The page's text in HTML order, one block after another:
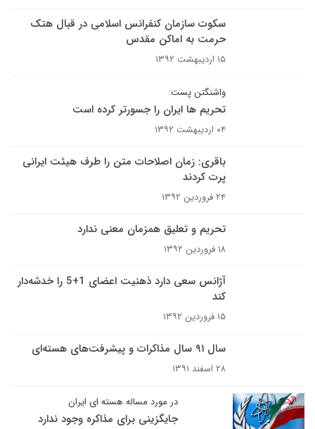
سکوت سازمان کنفرانس اسلامی در قبال هتک
حرمت به اماکن مقدس
۱۵ اردیبهشت ۱۳۹۲
واشنگتن پست:
تحریم ها ایران را جسورتر کرده است
۰۴ اردیبهشت ۱۳۹۲
باقری: زمان اصلاحات متن را طرف هیئت ایرانی
پرت کردند
۲۴ فروردین ۱۳۹۲
تحریم و تعلیق همزمان معنی ندارد
۱۸ فروردین ۱۳۹۲
آژانس سعی دارد ذهنیت اعضای 1+5 را خدشه‌دار
کند
۱۵ فروردین ۱۳۹۲
سال ۹۱ سال مذاکرات و پیشرفت‌های هسته‌ای
۲۸ اسفند ۱۳۹۱
در مورد مساله هسته ای ایران
جایگزینی برای مذاکره وجود ندارد